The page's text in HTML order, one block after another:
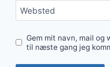
Websted
Gem mit navn, mail
til næste gang jeg